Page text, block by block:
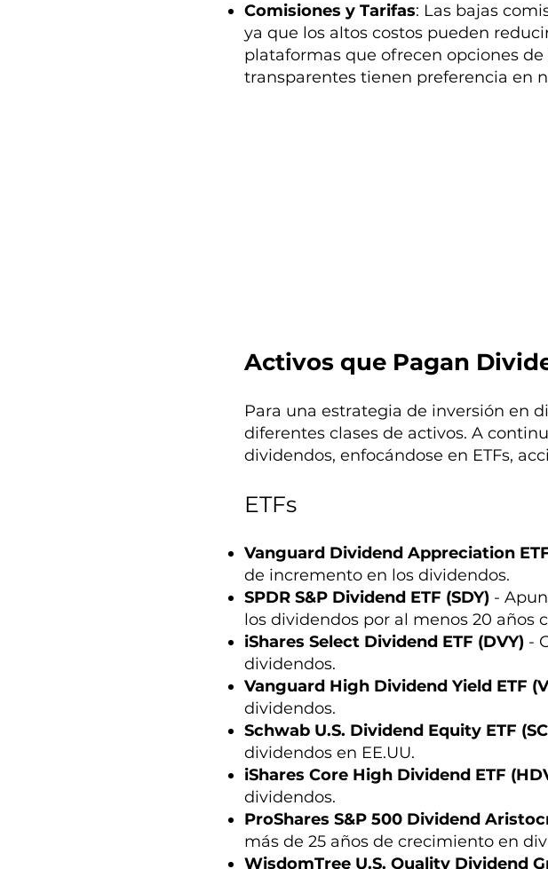
Comisiones y Tarifas: Las bajas
ya que los altos costos pueden
plataformas que ofrecen opciones
transparentes tienen preferencia en
Activos que Pagan
Para una estrategia de inversión en
diferentes clases de activos. A
dividendos, enfocándose en ETFs,
ETFs
Vanguard Dividend Appreciation
de incremento en los dividendos.
SPDR S&P Dividend ETF (SDY) -
los dividendos por al menos 20 años
iShares Select Dividend ETF (DVY) -
dividendos.
Vanguard High Dividend Yield ETF
dividendos.
Schwab U.S. Dividend Equity ETF
dividendos en EE.UU.
iShares Core High Dividend ETF
dividendos.
ProShares S&P 500 Dividend
más de 25 años de crecimiento en
WisdomTree U.S. Quality Dividend